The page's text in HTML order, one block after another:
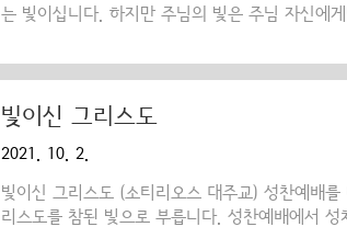
는 빛이십니다. 하지만 주님의 빛은 주님 자신에
었다."(요한 1,9)라고 알려 주었습니다. 태양의
데, 이 활기 넘치는 주님의 광선을 받기 원하는
아들이는 의식을 고대의 전례 형식 그대로 이어오
빛이신 그리스도
2021. 10. 2.
빛이신 그리스도 (소티리오스 대주교) 성찬예배
리스도를 참된 빛으로 부릅니다. 성찬예배에서